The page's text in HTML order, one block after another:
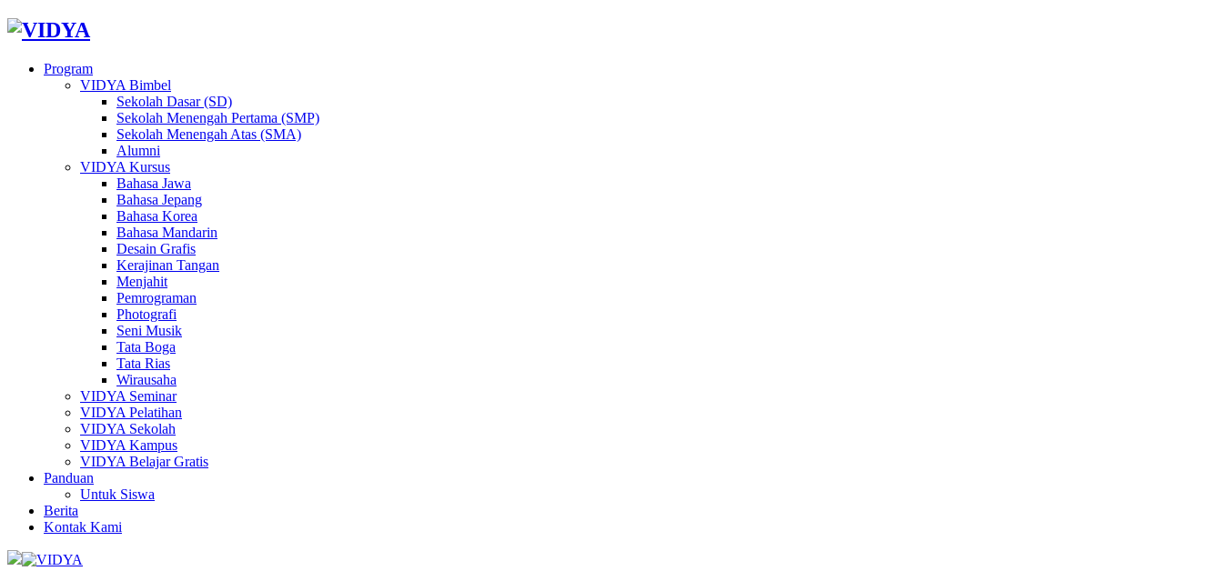
Program
VIDYA Bimbel
Sekolah Dasar (SD)
Sekolah Menengah Pertama (SMP)
Sekolah Menengah Atas (SMA)
Alumni
VIDYA Kursus
Bahasa Jawa
Bahasa Jepang
Bahasa Korea
Bahasa Mandarin
Desain Grafis
Kerajinan Tangan
Menjahit
Pemrograman
Photografi
Seni Musik
Tata Boga
Tata Rias
Wirausaha
VIDYA Seminar
VIDYA Pelatihan
VIDYA Sekolah
VIDYA Kampus
VIDYA Belajar Gratis
Panduan
Untuk Siswa
Berita
Kontak Kami